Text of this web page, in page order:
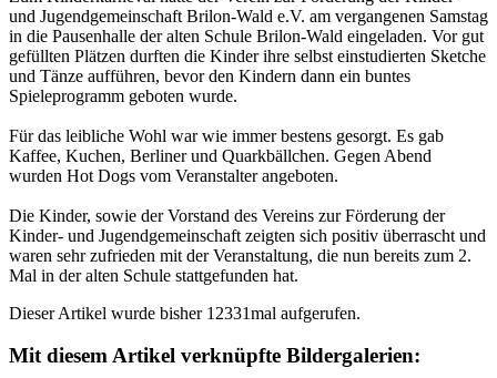
und Jugendgemeinschaft Brilon-Wald e.V. am vergangenen Samstag
in die Pausenhalle der alten Schule Brilon-Wald eingeladen. Vor gut
gefüllten Plätzen durften die Kinder ihre selbst einstudierten Sketche
und Tänze aufführen, bevor den Kindern dann ein buntes
Spieleprogramm geboten wurde.
Für das leibliche Wohl war wie immer bestens gesorgt. Es gab
Kaffee, Kuchen, Berliner und Quarkbällchen. Gegen Abend
wurden Hot Dogs vom Veranstalter angeboten.
Die Kinder, sowie der Vorstand des Vereins zur Förderung der
Kinder- und Jugendgemeinschaft zeigten sich positiv überrascht und
waren sehr zufrieden mit der Veranstaltung, die nun bereits zum 2.
Mal in der alten Schule stattgefunden hat.
Dieser Artikel wurde bisher 12331mal aufgerufen.
Mit diesem Artikel verknüpfte Bildergalerien: